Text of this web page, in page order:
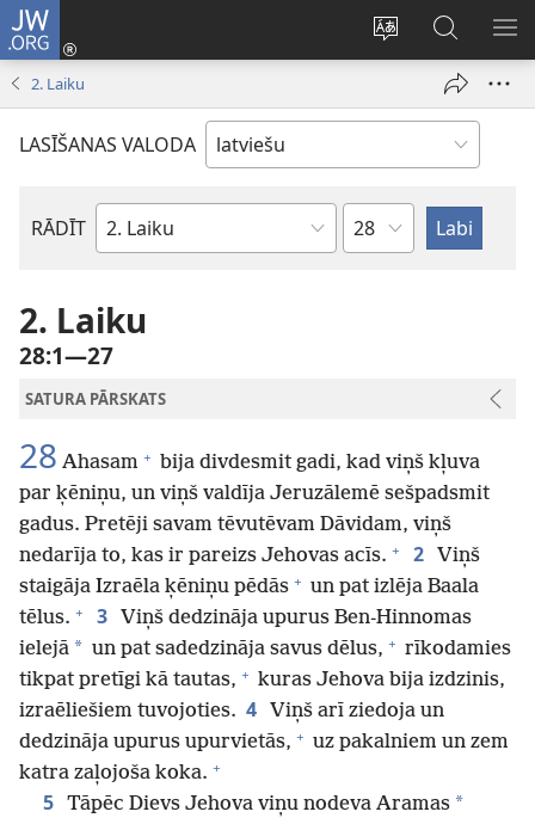
JW.ORG
Mainīt
valodu
Pieteikties
(opens
Meklēt
vietnē
JW.ORG
2. Laiku
LASĪŠANAS VALODA
RĀDĪT
Pēc
grāmatām
Pēc
nodaļām
2. Laiku
28:1—27
SATURA PĀRSKATS
28 Ahasam + bija divdesmit gadi, kad viņš kļuva
par ķēniņu, un viņš valdīja Jeruzālemē sešpadsmit
gadus. Pretēji savam tēvutēvam Dāvidam, viņš
nedarīja to, kas ir pareizs Jehovas acīs. + 2
Viņš
staigāja Izraēla ķēniņu pēdās + un pat izlēja Baala
tēlus. + 3
Viņš dedzināja upurus Ben-Hinnomas
ielejā * un pat sadedzināja savus dēlus, + rīkodamies
tikpat pretīgi kā tautas, + kuras Jehova bija izdzinis,
izraēliešiem tuvojoties. 4
Viņš arī ziedoja un
dedzināja upurus upurvietās, + uz pakalniem un zem
katra zaļojoša koka. +
5 Tāpēc Dievs Jehova viņu nodeva Aramas *